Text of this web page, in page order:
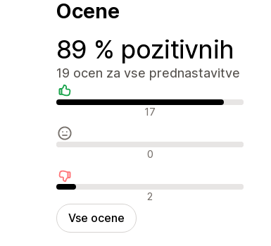
Ocene
89 % pozitivnih
19 ocen za vse prednastavitve
Pozitivne ocene 17
Nevtralne ocene 0
Negativne ocene 2
Vse ocene